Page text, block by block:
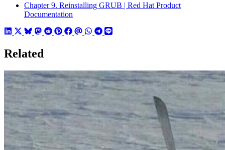
Chapter 9. Reinstalling GRUB | Red Hat Product
Documentation
Related